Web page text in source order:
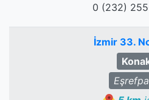
0 (232)
İzmir 33.